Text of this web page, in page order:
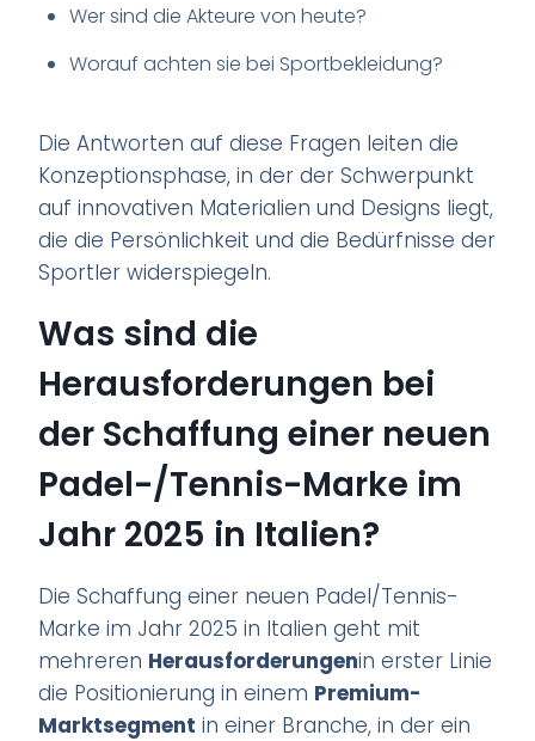
Wer sind die Akteure von heute?
Worauf achten sie bei Sportbekleidung?
Die Antworten auf diese Fragen leiten die
Konzeptionsphase, in der der Schwerpunkt
auf innovativen Materialien und Designs liegt,
die die Persönlichkeit und die Bedürfnisse der
Sportler widerspiegeln.
Was sind die
Herausforderungen bei
der Schaffung einer neuen
Padel-/Tennis-Marke im
Jahr 2025 in Italien?
Die Schaffung einer neuen Padel/Tennis-
Marke im Jahr 2025 in Italien geht mit
mehreren Herausforderungenin erster Linie
die Positionierung in einem Premium-
Marktsegment in einer Branche, in der ein